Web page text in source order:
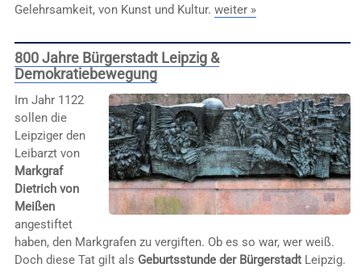
Gelehrsamkeit, von Kunst und Kultur. weiter »
800 Jahre Bürgerstadt Leipzig &
Demokratiebewegung
Im Jahr 1122
sollen die
Leipziger den
Leibarzt von
Markgraf
Dietrich von
Meißen
angestiftet
haben, den Markgrafen zu vergiften. Ob es so war, wer weiß.
Doch diese Tat gilt als Geburtsstunde der BürgerstadtLeipzig.